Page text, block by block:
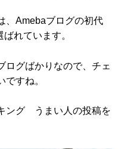
、Amebaブログの初代
れています。
ログばかりなので、チェ
すね。
ング うまい人の投稿を